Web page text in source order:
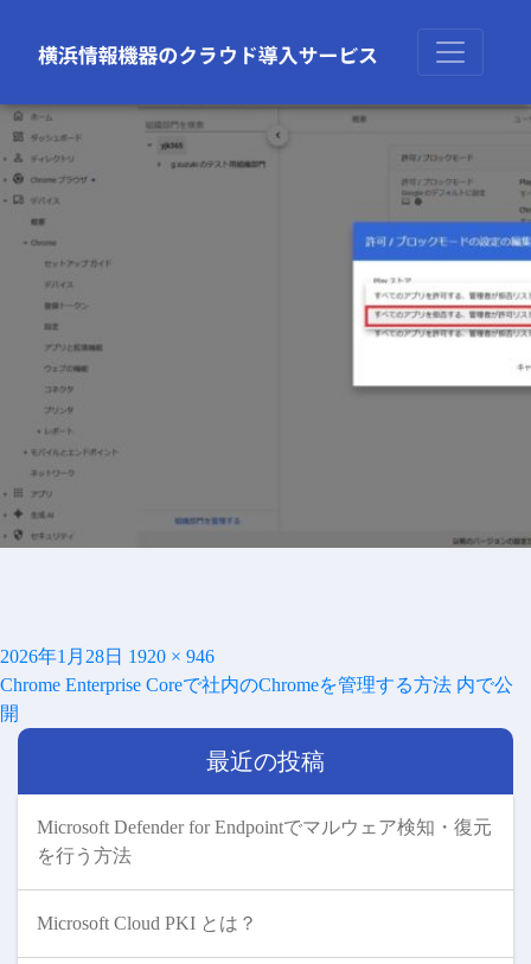
次の画像
投
稿
日:
2026年1月28日 フ
ル
1920 × 946
投
稿
ナ
Chrome Enterprise Coreで社内のChromeを管理する方法 内で公
開
最近の投稿
Microsoft Defender for Endpointでマルウェア検知・復元
を行う方法
Microsoft Cloud PKI とは？